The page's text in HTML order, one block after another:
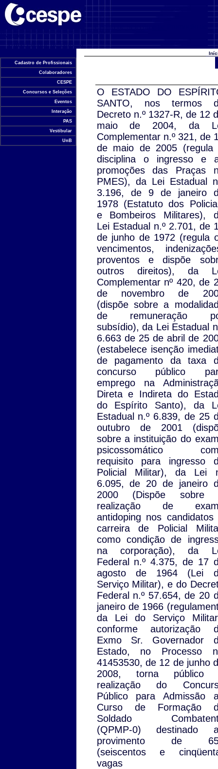
Eventos
Universidade de Brasília
Cadastro de Profissionais
Colaboradores
CESPE
Concursos e Seleções
Eventos
Interação
PAS
Vestibular
UnB
O ESTADO DO
SANTO, nos termos
Decreto n.º 1327-R, de 12
maio de 2004, da
Complementar n.º 321, de
de maio de 2005 (regula
disciplina o ingresso e
promoções das Praças
PMES), da Lei Estadual
3.196, de 9 de janeiro
1978 (Estatuto dos
e Bombeiros Militares),
Lei Estadual n.º 2.701, de
de junho de 1972 (regula
vencimentos,
proventos e dispõe
outros direitos), da
Complementar nº 420, de
de novembro de
(dispõe sobre a
de remuneração
subsídio), da Lei Estadual
6.663 de 25 de abril de
(estabelece isenção
de pagamento da taxa
concurso público
emprego na
Direta e Indireta do
do Espírito Santo), da
Estadual n.º 6.839, de 25
outubro de 2001
sobre a instituição do
psicossomático
requisito para ingresso
Policial Militar), da Lei
6.095, de 20 de janeiro
2000 (Dispõe sobre
realização de
antidoping nos candidatos
carreira de Policial
como condição de
na corporação), da
Federal n.º 4.375, de 17
agosto de 1964 (Lei
Serviço Militar), e do
Federal n.º 57.654, de 20
janeiro de 1966
da Lei do Serviço
conforme autorização
Exmo Sr. Governador
Estado, no Processo
41453530, de 12 de junho
2008, torna público
realização do
Público para Admissão
Curso de Formação
Soldado
(QPMP-0) destinado
provimento de
(seiscentos e
vagas